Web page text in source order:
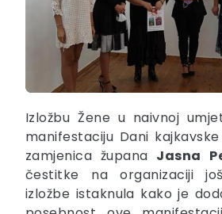
Izložbu Žene u naivnoj
manifestaciju Dani
zamjenica župana Jasna
čestitke na organizaciji
izložbe istaknula kako je